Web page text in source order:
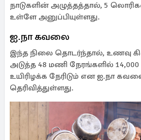
நாடுகளின் அழுத்தத்தால், 5
உள்ளே அனுப்பியுள்ளது.
ஐ.நா கவலை
இந்த நிலை தொடர்ந்தால், உணவு
அடுத்த 48 மணி நேரங்களில்
உயிரிழக்க நேரிடும் என ஐ.நா
தெரிவித்துள்ளது.